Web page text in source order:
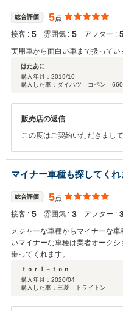
総合評価 5点
接客 : 5 雰囲気 : 5 アフター :
実用車から面白い車まで扱ってい
はたあに
購入年月： 2019/10
購入した車：ダイハツ コペン 660
販売店の返信
この度はご契約いただきまし
きまして、社員一同心から感
お気軽にお立ち寄りください
マイナー車種も探してくれ
総合評価 5点
接客 : 5 雰囲気 : 3 アフター :
メジャーな車種からマイナーな
いマイナーな車種は業者オーク
乗ってくれます。
ｔｏｒｉ－ｔｏｎ
購入年月： 2020/04
購入した車：三菱 トライトン